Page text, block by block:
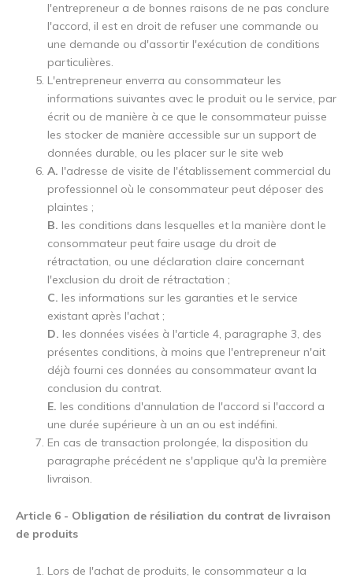
l'entrepreneur a de bonnes raisons de ne pas conclure
l'accord, il est en droit de refuser une commande ou
une demande ou d'assortir l'exécution de conditions
particulières.
L'entrepreneur enverra au consommateur les
informations suivantes avec le produit ou le service, par
écrit ou de manière à ce que le consommateur puisse
les stocker de manière accessible sur un support de
données durable, ou les placer sur le site web
A. l'adresse de visite de l'établissement commercial du
professionnel où le consommateur peut déposer des
plaintes ;
B. les conditions dans lesquelles et la manière dont le
consommateur peut faire usage du droit de
rétractation, ou une déclaration claire concernant
l'exclusion du droit de rétractation ;
C. les informations sur les garanties et le service
existant après l'achat ;
D. les données visées à l'article 4, paragraphe 3, des
présentes conditions, à moins que l'entrepreneur n'ait
déjà fourni ces données au consommateur avant la
conclusion du contrat.
E. les conditions d'annulation de l'accord si l'accord a
une durée supérieure à un an ou est indéfini.
En cas de transaction prolongée, la disposition du
paragraphe précédent ne s'applique qu'à la première
livraison.
Article 6 - Obligation de résiliation du contrat de livraison
de produits
Lors de l'achat de produits, le consommateur a la